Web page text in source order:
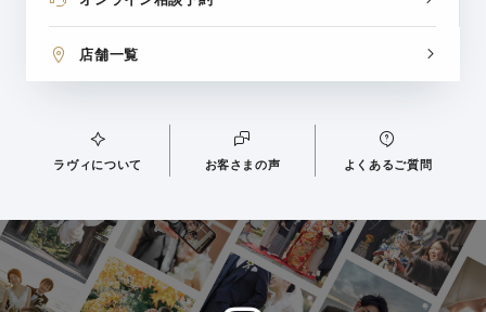
店舗一覧
ラヴィについて お客さまの声 よくあるご質問